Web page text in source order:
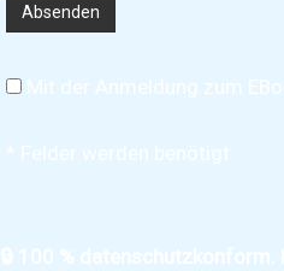
Mit der Anmeldung zum
* Felder werden benötigt
🔒 100 % datenschutzkonform.